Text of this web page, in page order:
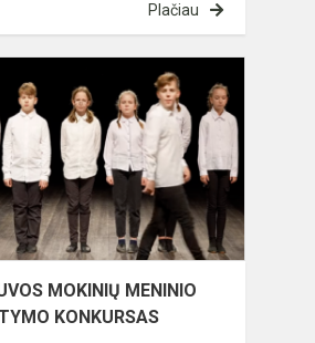
Plačiau
MOKINIŲ MENINIO
KONKURSAS